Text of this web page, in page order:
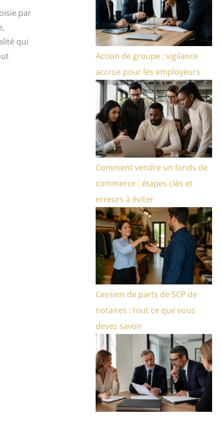
par
qui
Action de groupe : vigilance
accrue pour les employeurs
Comment vendre un fonds de
commerce : étapes clés et
erreurs à éviter
Cession de parts de SCP de
notaires : tout ce que vous
devez savoir